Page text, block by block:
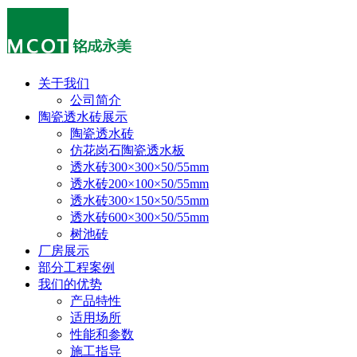
关于我们
公司简介
陶瓷透水砖展示
陶瓷透水砖
仿花岗石陶瓷透水板
透水砖300×300×50/55mm
透水砖200×100×50/55mm
透水砖300×150×50/55mm
透水砖600×300×50/55mm
树池砖
厂房展示
部分工程案例
我们的优势
产品特性
适用场所
性能和参数
施工指导